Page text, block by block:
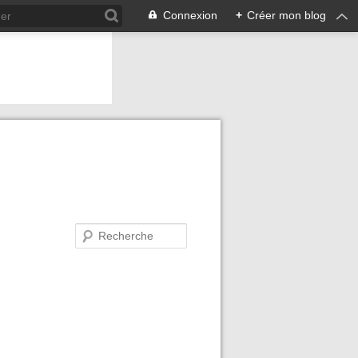
Connexion + Créer mon blog